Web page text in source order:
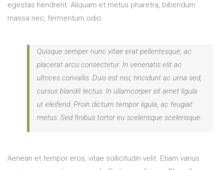
egestas hendrerit. Aliquam et metus pharetra, bibendum
massa nec, fermentum odio.
Quisque semper nunc vitae erat pellentesque, ac
placerat arcu consectetur. In venenatis elit ac
ultrices convallis. Duis est nisi, tincidunt ac urna sed,
cursus blandit lectus. In ullamcorper sit amet ligula
ut eleifend. Proin dictum tempor ligula, ac feugiat
metus. Sed finibus tortor eu scelerisque scelerisque.
Aenean et tempor eros, vitae sollicitudin velit. Etiam varius